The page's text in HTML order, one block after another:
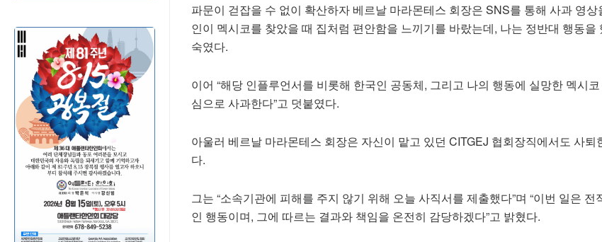
파문이 걷잡을 수 없이 확산하자 베르날 마라몬테스 회장은 SNS를 통해 사과 영상
인이 멕시코를 찾았을 때 집처럼 편안함을 느끼기를 바랐는데, 나는 정반대 행동을
숙였다.
이어 “해당 인플루언서를 비롯해 한국인 공동체, 그리고 나의 행동에 실망한 멕시
심으로 사과한다”고 덧붙였다.
아울러 베르날 마라몬테스 회장은 자신이 맡고 있던 CITGEJ 협회장직에서도 사퇴
다.
그는 “소속기관에 피해를 주지 않기 위해 오늘 사직서를 제출했다”며 “이번 일은 전
인 행동이며, 그에 따르는 결과와 책임을 온전히 감당하겠다”고 밝혔다.